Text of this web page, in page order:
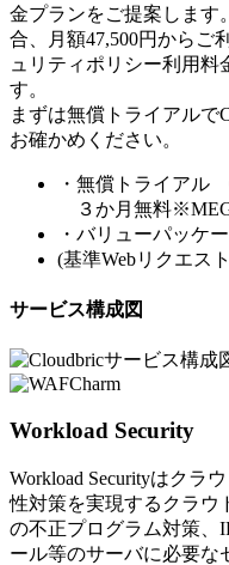
金プランをご提案します
合、月額47,500円からご
ュリティポリシー利用料
す。
まずは無償トライアルで
お確かめください。
・無償トライアル
３か月無料
・バリューパッケ
(基準Webリクエス
サービス構成図
Workload Security
Workload Securityはクラ
性対策を実現するクラウ
の不正プログラム対策、
ール等のサーバに必要な